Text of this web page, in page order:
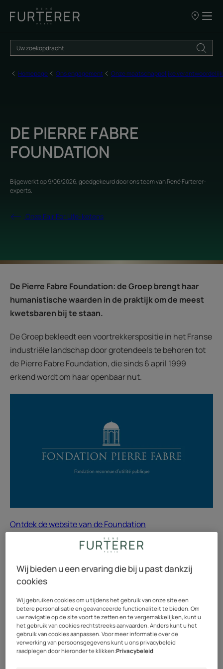
ONZE
Homepage Ons engagement Onze maatschappelijke
DE PIERRE FABRE
FOUNDATION
Bijgewerkt op9/06/2026, goedgekeurd doorons team van René Furterer-
experts.
Onze Fair For Life-ketens
De Pierre Fabre Foundation: de Groep brengt haar
humanistische waarden in de praktijk om de meest
kwetsbaren bij te staan.
De Groep bekleedt een voortrekkerspositie in het Franse
industriële landschap door grotendeels te behoren tot
de Pierre Fabre Foundation, die sinds 6 april 1999
erkend wordt om haar openbaar nut.
Ontdek de website van de Foundation
De stichting is opgericht om het verschil in
Noorden en het Zuiden aan te kaarten.
In 1995 was meneer Pierre Fabre zelf getuige van één
van de ernstigste zaken rond namaakgeneesmiddelen,
waarbij meer dan 3.000 doden vielen. Hij bevond zich in
Niger net wanneer het land zwaar getroffen werd door
een meningitisepidemie. Hij stelde vast dat de
Wij bieden u een ervaring die bij u past dankzij
cookies
Wij gebruiken cookies om u tijdens het gebruik van onze site een
betere personalisatie en geavanceerde functionaliteit te bieden. Om
uw navigatie op de site voort te zetten en te vergemakkelijken, kunt u
het gebruik van cookies rechtstreeks aanvaarden. Anders kunt u het
gebruik van cookies aanpassen. Voor meer informatie over de
verwerking van persoonsgegevens kunt u ons privacybeleid
raadplegen door hieronder te klikken:Privacybeleid